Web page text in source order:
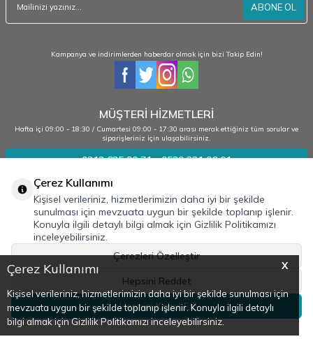
X
Çerez Kullanımı
Kişisel verileriniz, hizmetlerimizin daha iyi bir şekilde sunulması için
mevzuata uygun bir şekilde toplanıp işlenir. Konuyla ilgili detaylı
bilgi almak için Gizlilik Politikamızı inceleyebilirsiniz.
ABONE OL
Kampanya ve indirimlerden haberdar olmak için bizi Takip Edin!
MÜŞTERİ HİZMETLERİ
Hafta içi 09:00 - 18:30 / Cumartesi 09:00 - 17:30 arası merak ettiğiniz tüm sorular ve
siparişleriniz için ulaşabilirsiniz.
0212 635 90 71 - 0539 331 06 01
Kurumsal
Bilgilendirme
Adres & İletişim
Çerez Kullanımı
Kişisel verileriniz, hizmetlerimizin daha iyi bir şekilde
sunulması için mevzuata uygun bir şekilde toplanıp işlenir.
Konuyla ilgili detaylı bilgi almak için Gizlilik Politikamızı
inceleyebilirsiniz.
Çerezleri Özelleştir
Hepsini Reddet
Hepsini Kabul Et